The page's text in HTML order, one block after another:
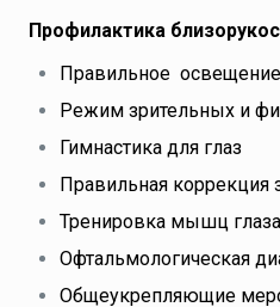
Профилактика
Правильное освещение
Режим зрительных и
Гимнастика для глаз
Правильная
Тренировка мышц глаза
Офтальмологическая
Общеукрепляющие